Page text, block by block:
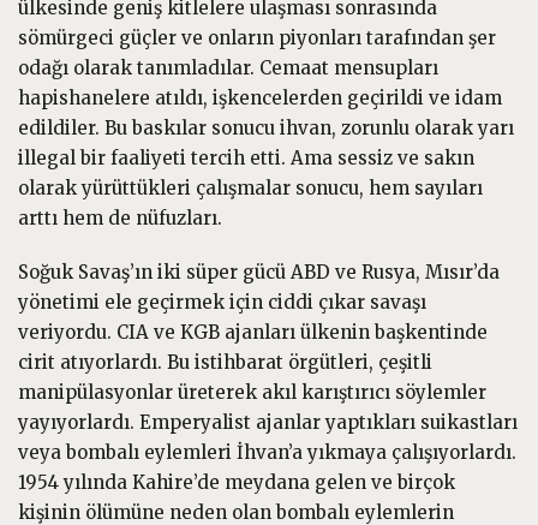
ülkesinde geniş kitlelere ulaşması sonrasında
sömürgeci güçler ve onların piyonları tarafından şer
odağı olarak tanımladılar. Cemaat mensupları
hapishanelere atıldı, işkencelerden geçirildi ve idam
edildiler. Bu baskılar sonucu ihvan, zorunlu olarak yarı
illegal bir faaliyeti tercih etti. Ama sessiz ve sakın
olarak yürüttükleri çalışmalar sonucu, hem sayıları
arttı hem de nüfuzları.
Soğuk Savaş’ın iki süper gücü ABD ve Rusya, Mısır’da
yönetimi ele geçirmek için ciddi çıkar savaşı
veriyordu. CIA ve KGB ajanları ülkenin başkentinde
cirit atıyorlardı. Bu istihbarat örgütleri, çeşitli
manipülasyonlar üreterek akıl karıştırıcı söylemler
yayıyorlardı. Emperyalist ajanlar yaptıkları suikastları
veya bombalı eylemleri İhvan’a yıkmaya çalışıyorlardı.
1954 yılında Kahire’de meydana gelen ve birçok
kişinin ölümüne neden olan bombalı eylemlerin